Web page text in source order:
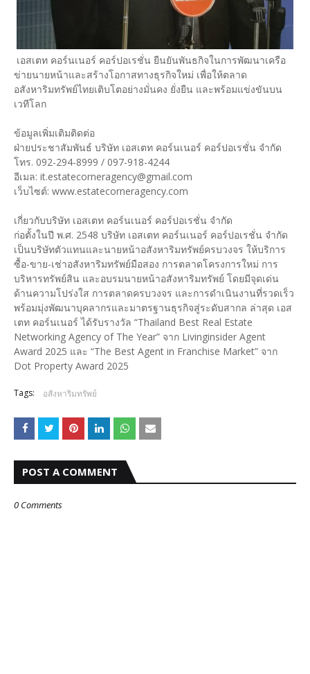
เอสเตท คอร์นเนอร์ คอร์ปอเรชั่น ยืนยันพันธกิจในการพัฒนาเครือ
ข่ายนายหน้าและสร้างโอกาสทางธุรกิจใหม่ เพื่อให้ตลาด
อสังหาริมทรัพย์ไทยเติบโตอย่างมั่นคง ยั่งยืน และพร้อมแข่งขันบน
เวทีโลก
ข้อมูลเพิ่มเติมติดต่อ
ฝ่ายประชาสัมพันธ์ บริษัท เอสเตท คอร์นเนอร์ คอร์ปอเรชั่น จำกัด
โทร. 092-294-8999 / 097-918-4244
อีเมล: it.estatecorneragency@gmail.com
เว็บไซต์: www.estatecorneragency.com
เกี่ยวกับบริษัท เอสเตท คอร์นเนอร์ คอร์ปอเรชั่น จำกัด
ก่อตั้งในปี พ.ศ. 2548 บริษัท เอสเตท คอร์นเนอร์ คอร์ปอเรชั่น จำกัด
เป็นบริษัทตัวแทนและนายหน้าอสังหาริมทรัพย์ครบวงจร ให้บริการ
ซื้อ-ขาย-เช่าอสังหาริมทรัพย์มือสอง การตลาดโครงการใหม่ การ
บริหารทรัพย์สิน และอบรมนายหน้าอสังหาริมทรัพย์ โดยมีจุดเด่น
ด้านความโปร่งใส การตลาดครบวงจร และการดำเนินงานที่รวดเร็ว
พร้อมมุ่งพัฒนาบุคลากรและมาตรฐานธุรกิจสู่ระดับสากล ล่าสุด เอส
เตท คอร์นเนอร์ ได้รับรางวัล “Thailand Best Real Estate
Networking Agency of The Year” จาก Livinginsider Agent
Award 2025 และ “The Best Agent in Franchise Market” จาก
Dot Property Award 2025
Tags: อสังหาริมทรัพย์
POST A COMMENT
0 Comments